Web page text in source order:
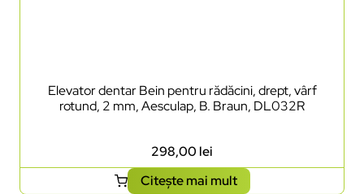
Elevator dentar Bein pentru rădăcini, drept, vârf
rotund, 2 mm, Aesculap, B. Braun, DL032R
298,00 lei
Citește mai mult